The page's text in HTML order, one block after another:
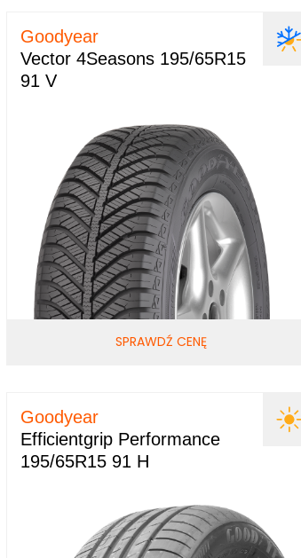
Goodyear
Vector 4Seasons 195/65R15
91 V
SPRAWDŹ CENĘ
Goodyear
Efficientgrip Performance
195/65R15 91 H